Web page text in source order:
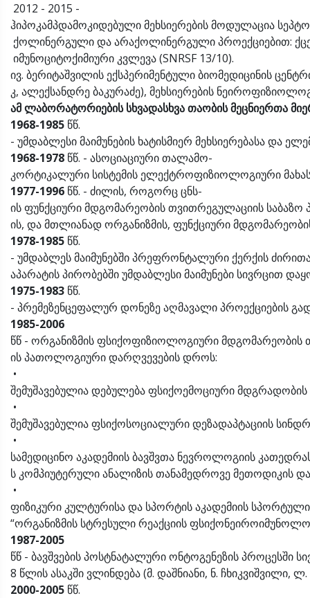
2012 - 2015 -
ჰიპოკამპდამოკიდებული მეხსიერების მოდულაცია
ქოლინერგული და არაქოლინერგული პროექციებით:
იმუნოციტოქიმიური კვლევა (SNRSF 13/10).
ივ. ბერიტაშვილის ექსპერიმენტული ბიომედიცინის
კ, ალექსანდრე ბაკურაძე), მეხსიერების
ამლაბორატორიების სხვადასხვათაობისმეცნიერთა
1968-1985 წწ.
- უმდაბლესი მაიმუნების ხატისმიერ მეხსიერებასა და
1968-1978 წწ. - ასოციაციური თალამო-
კორტიკალური სისტემის ელექტროფიზიოლოგიური
1977-1996 წწ. - ძილის, როგორც ცნს-
ის ფუნქციური მდგომარეობის თვითრეგულაციის საბაზო
ის, და მთლიანად ორგანიზმის, ფუნქციური
1978-1985 წწ.
- უმდაბლეს მაიმუნებში პრეფრონტალური ქერქის
აპარატის პირობებში უმდაბლესი მაიმუნები სივრცით
1975-1983 წწ.
- პრემეზენცეფალურ დონეზე აღმავალი პროექციების
1985-2006
წწ - ორგანიზმის ფსიქოფიზიოლოგიური მდგომარეობის
ის პათოლოგიური დარღვევების დროს:
•
შემუშავებულია დებულება ფსიქოემოციური
•
შემუშავებულია ფსიქოსოციალური დეზადაპტაციის
•
სამედიცინო აკადემიის ბავშვთა ნევროლოგიის
ს კომპიუტერული ანალიზის თანამედროვე მეთოდიკის
•
ფიზიკური კულტურისა და სპორტის აკადემიის
“ორგანიზმის სტრესული რეაქციის
1987-2005
წწ - ბავშვების პოსტნატალური ონტოგენეზის
8 წლის ასაკში ვლინდება (მ. დაშნიანი, ნ. ჩხიკვიშვილი,
2000-2005 წწ.